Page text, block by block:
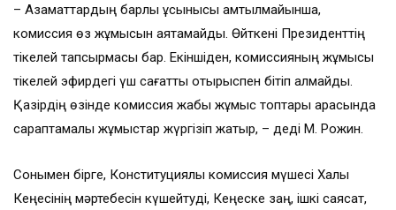
– Азаматтардың барлық ұсынысы қамтылмайынша,
комиссия өз жұмысын аяқтамайды. Өйткені Президенттің
тікелей тапсырмасы бар. Екіншіден, комиссияның жұмысы
тікелей эфирдегі үш сағаттық отырыспен бітіп қалмайды.
Қазірдің өзінде комиссия жабық жұмыс топтары арасында
сараптамалық жұмыстар жүргізіп жатыр, – деді М. Рожин.
Сонымен бірге, Конституциялық комиссия мүшесі Халық
Кеңесінің мәртебесін күшейтуді, Кеңеске заң, ішкі саясат,